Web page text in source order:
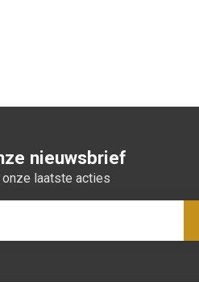
winkelwagen
nieuwsbrief
laatste acties